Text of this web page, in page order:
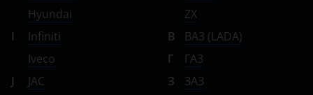
Hyundai
I
Infiniti
Iveco
J
JAC
ZX
В
ВАЗ (LADA)
Г
ГАЗ
З
ЗАЗ